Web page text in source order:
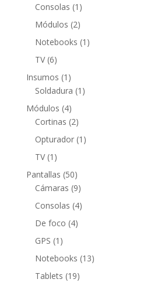
productos
Consolas 1 1
producto
Módulos 22
productos
Notebooks 1 1
TV 66
productos
Insumos 1 1
producto
Soldadura 1 1
Módulos 44
productos
Cortinas 22
productos
Opturador 1 1
TV 1 1
producto
Pantallas 5050
productos
Cámaras 99
productos
Consolas 44
De foco 44
GPS 1 1
producto
Notebooks 1313
Tablets 1919